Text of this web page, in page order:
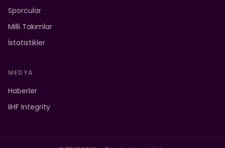
Sporcular
Milli Takımlar
İstatistikler
MEDYA
Haberler
IIHF Integrity